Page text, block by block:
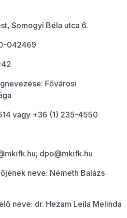
Somogyi Béla utca 6.
042469
Fővárosi
vagy +36 (1) 235-4550
dpo@mkifk.hu
neve: Németh Balázs
neve: dr. Hezam Leila Melinda